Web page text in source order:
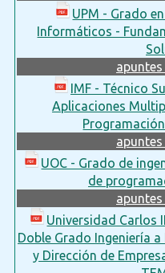
UPM - Grado
Informáticos -
IMF - Técnico
Aplicaciones
UOC - Grado de
de
Universidad Carlos
Doble Grado Ingeniería
y Dirección de